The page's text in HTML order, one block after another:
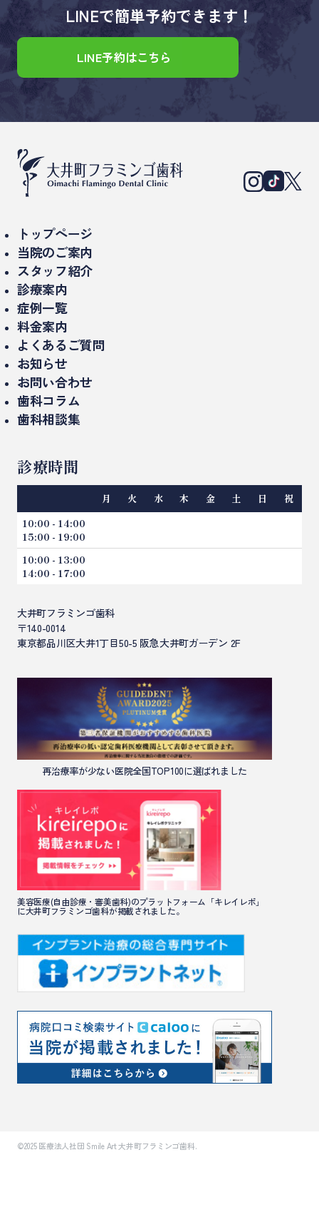
LINEで簡単予約できます！
LINE予約はこちら
診療時間
月 火 水 木 金 土 日
祝
10:00 - 14:00
15:00 - 19:00
10:00 - 13:00
14:00 - 17:00
大井町フラミンゴ歯科
〒140-0014
東京都品川区大井1丁目50-5 阪急大井町ガーデン 2F
再治療率が少ない医院全国TOP100に選ばれました
美容医療(自由診療・審美歯科)のプラットフォーム「キレイレポ」
に大井町フラミンゴ歯科が掲載されました。
トップページ
当院のご案内
当院について
診療時間・アクセス
設備紹介（院内・機器）
医院概要
スタッフ紹介
理事長紹介
ドクター紹介
診療案内
インプラント治療
セラミック治療/詰め物、被せもの
ミニッシュ
入れ歯、義歯
精密治療（マイクロスコープ）
ホワイトニング
虫歯治療
歯周病
小児歯科（こどもの歯科）
症例一覧
料金案内
よくあるご質問
お知らせ
お問い合わせ
歯科コラム
インプラントのコラム
矯正歯科のコラム
一般歯科のコラム
歯科相談集
セラミックやり直し相談集
©2025 医療法人社団 Smile Art 大井町フラミンゴ歯科.